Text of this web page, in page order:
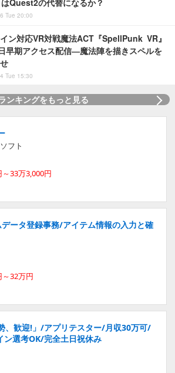
はQuest2の代替になるか？
Tue 20:00
ン対応VR対戦魔法ACT『SpellPunk VR』
早期アクセス配信―魔法陣を描きスペルを
Tue 15:30
ンキングをもっと見る
フト
33万3,000円
ータ登録事務/アイテム情報の入力と確
～32万円
、歓迎!」/アプリテスター/月収30万可/
ン選考OK/完全土日祝休み